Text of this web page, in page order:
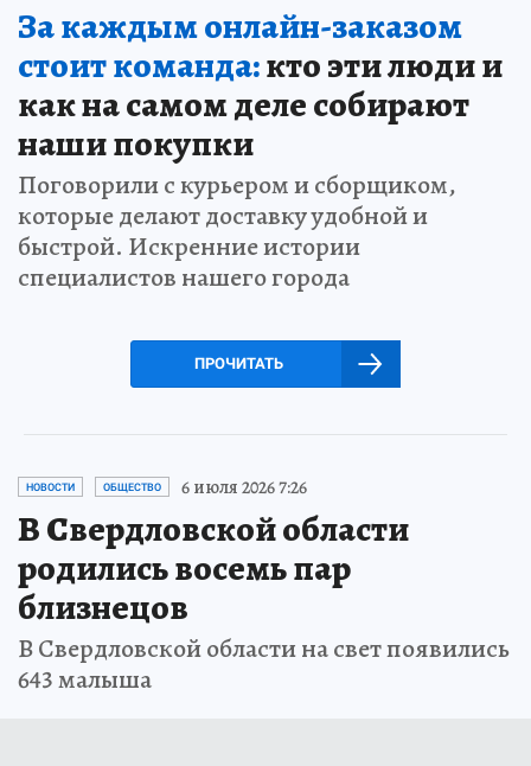
За каждым онлайн-заказом
стоит команда:кто эти люди и
как на самом деле собирают
наши покупки
Поговорили с курьером и сборщиком,
которые делают доставку удобной и
быстрой. Искренние истории
специалистов нашего города
ПРОЧИТАТЬ
НОВОСТИ ОБЩЕСТВО 6 июля 2026 7:26
В Свердловской области
родились восемь пар
близнецов
В Свердловской области на свет появились
643 малыша